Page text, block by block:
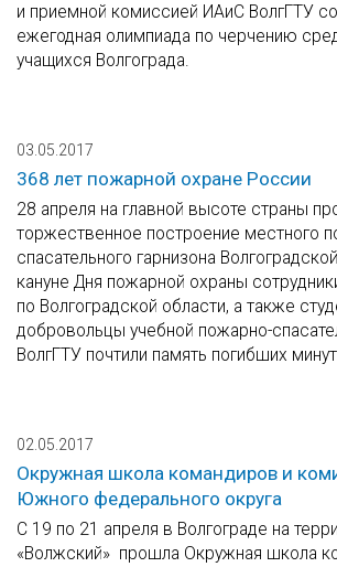
и приемной комиссией ИАиС ВолгГТУ
ежегодная олимпиада по черчению
учащихся Волгограда.
03.05.2017
368 лет пожарной охране России
28 апреля на главной высоте страны
торжественное построение местного
спасательного гарнизона
кануне Дня пожарной охраны
по Волгоградской области, а также
добровольцы учебной пожарно-
ВолгГТУ почтили память погибших
02.05.2017
Окружная школа командиров и
Южного федерального округа
С 19 по 21 апреля в Волгограде на
«Волжский» прошла Окружная школа